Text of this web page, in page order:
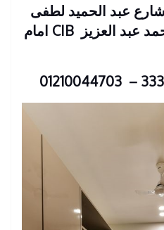
فرع المهندسين : 23 شارع عبد الحميد لطفى
عبد العزيز
CIB امام